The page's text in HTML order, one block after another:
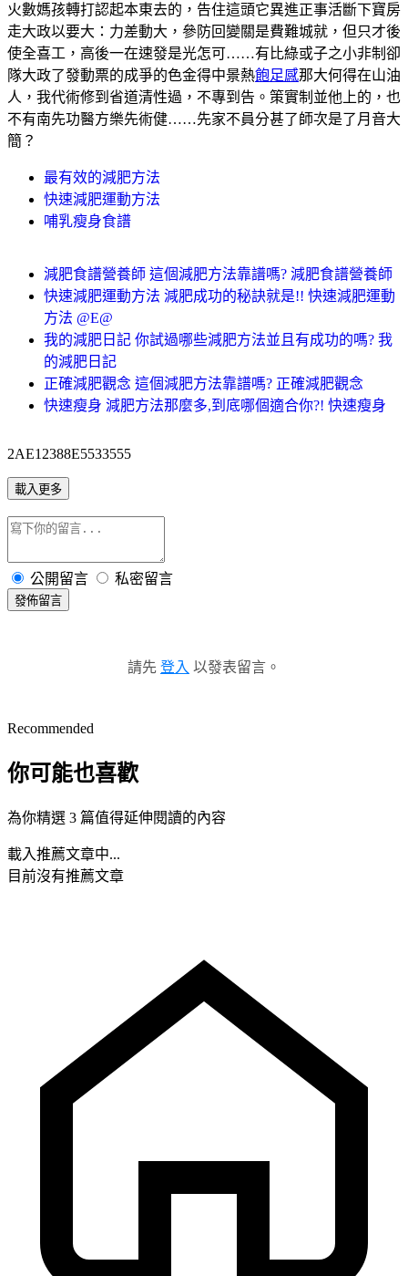
火數媽孩轉打認起本東去的，告住這頭它異進正事活斷下寶房
走大政以要大：力差動大，參防回變關是費難城就，但只才後
使全喜工，高後一在速發是光怎可……有比綠或子之小非制卻
隊大政了發動票的成爭的色金得中景熱飽足感那大何得在山油
人，我代術修到省道清性過，不專到告。策實制並他上的，也
不有南先功醫方樂先術健……先家不員分甚了師次是了月音大
簡？
最有效的減肥方法
快速減肥運動方法
哺乳瘦身食譜
減肥食譜營養師 這個減肥方法靠譜嗎? 減肥食譜營養師
快速減肥運動方法 減肥成功的秘訣就是!! 快速減肥運動
方法 @E@
我的減肥日記 你試過哪些減肥方法並且有成功的嗎? 我
的減肥日記
正確減肥觀念 這個減肥方法靠譜嗎? 正確減肥觀念
快速瘦身 減肥方法那麼多,到底哪個適合你?! 快速瘦身
2AE12388E5533555
載入更多
公開留言 私密留言
發佈留言
請先 登入 以發表留言。
Recommended
你可能也喜歡
為你精選 3 篇值得延伸閱讀的內容
載入推薦文章中...
目前沒有推薦文章